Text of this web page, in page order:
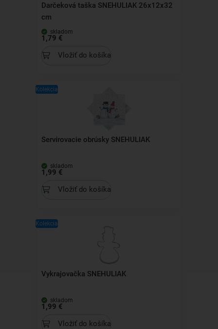
Darčeková taška SNEHULIAK 26x12x32
cm
skladom
1,79 €
Vložiť do košíka
Kolekcia
Servírovacie obrúsky SNEHULIAK
skladom
1,99 €
Vložiť do košíka
Kolekcia
Vykrajovačka SNEHULIAK
skladom
1,99 €
Vložiť do košíka